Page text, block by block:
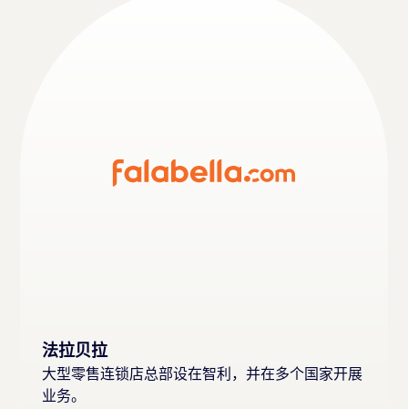
法拉贝拉
大型零售连锁店总部设在智利，并在多个国家开展
业务。